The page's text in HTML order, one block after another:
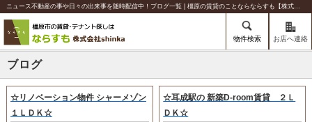
ニュース不動産の事や日々の出来事を随時配信中！ブログ一覧 | 橿原の賃貸のことならならすも【株式会社shinka】
物件検索 お店へ連絡
ブログ
☆リノベーション物件 シャーメゾン
１ＬＤＫ☆
☆耳成駅の 新築D-room賃貸 ２Ｌ
ＤＫ☆